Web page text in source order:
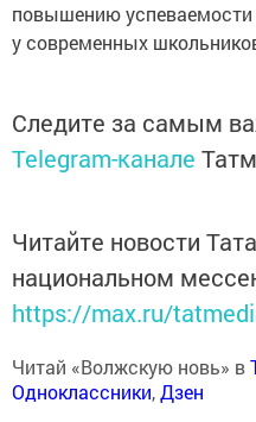
повышению
у современных
Следите за самым
Telegram-канале
Читайте новости
национальном
https://max.ru/
Читай «Волжскую новь» в
Одноклассники,Дзен